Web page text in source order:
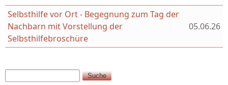
Selbsthilfe vor Ort - Begegnung zum Tag der
Nachbarn mit Vorstellung der
Selbsthilfebroschüre
05.06.26
Suchformular
Suche